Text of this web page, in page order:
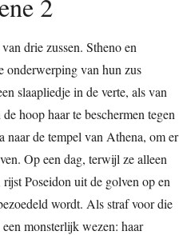
drie zussen. Stheno en
onderwerping van hun zus
slaapliedje in de verte, als van
hoop haar te beschermen tegen
naar de tempel van Athena, om er
Op een dag, terwijl ze alleen
Poseidon uit de golven op en
wordt. Als straf voor die
monsterlijk wezen: haar